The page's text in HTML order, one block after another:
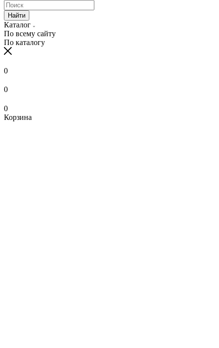
Найти
Каталог
По всему сайту
По каталогу
0
0
0
Корзина